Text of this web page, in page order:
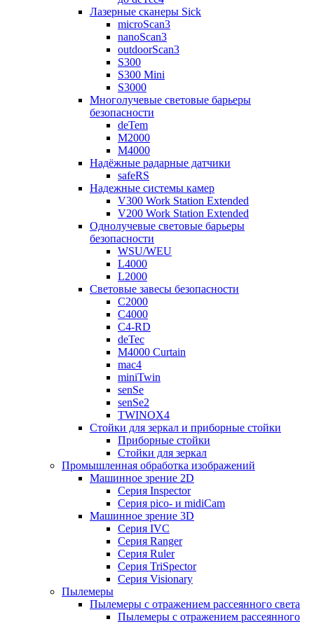
Лазерные сканеры Sick
microScan3
nanoScan3
outdoorScan3
S300
S300 Mini
S3000
Многолучевые световые барьеры
безопасности
deTem
M2000
M4000
Надёжные радарные датчики
safeRS
Надежные системы камер
V300 Work Station Extended
V200 Work Station Extended
Однолучевые световые барьеры
безопасности
WSU/WEU
L4000
L2000
Световые завесы безопасности
C2000
C4000
C4-RD
deTec
M4000 Curtain
mac4
miniTwin
senSe
senSe2
TWINOX4
Стойки для зеркал и приборные стойки
Приборные стойки
Стойки для зеркал
Промышленная обработка изображений
Машинное зрение 2D
Серия Inspector
Серия pico- и midiCam
Машинное зрение 3D
Серия IVC
Серия Ranger
Серия Ruler
Серия TriSpector
Серия Visionary
Пылемеры
Пылемеры с отражением рассеянного света
Пылемеры с отражением рассеянного